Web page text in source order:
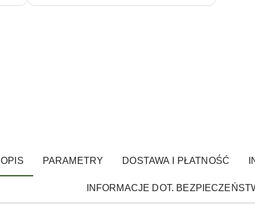
OPIS PARAMETRY DOSTAWA I PŁATNOŚĆ
INFORMACJE DOT.